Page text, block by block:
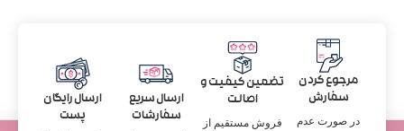
مرجوع کردن
سفارش
در صورت عدم
تضمین کیفیت و
اصالت
فروش مستقیم از
ارسال سریع
سفارشات
ارسال رایگان
پست